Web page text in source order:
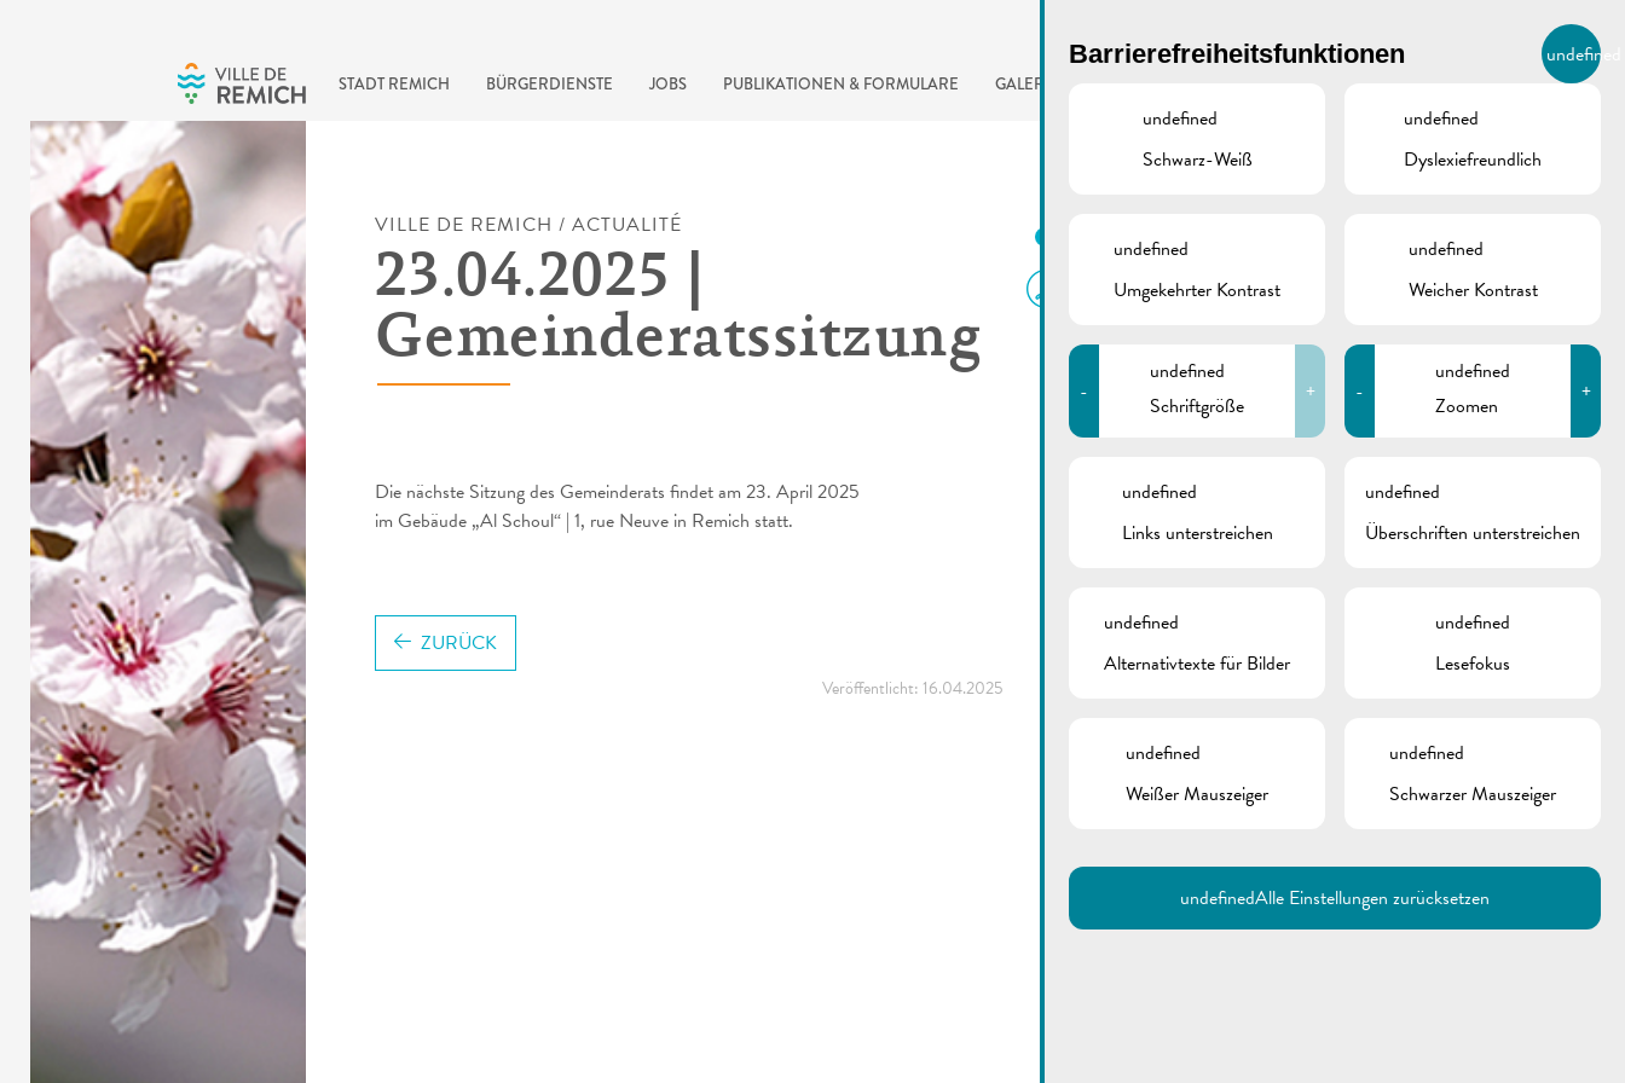
STADT REMICH BÜRGERDIENSTE JOBS PUBLIKATIONEN & FORMULARE GALERIE DE
BIERGER.REMICH.LU
Utilisez la recherche pour
Comme par exemple des contacts, des
informations ou de documents.
VILLE DE REMICH / ACTUALITÉ
23.04.2025 |
Gemeinderatssitzung
Veröffentlicht: 16.04.2025
Die nächste Sitzung des Gemeinderats findet am 23. April 2025
im Gebäude „Al Schoul“ | 1, rue Neuve in Remich statt.
ZURÜCK
DOKUMENTE
Gemeinderatssitzung |
Barrierefreiheitsfunktionen undefined
undefined
Schwarz-Weiß
undefined
Dyslexiefreundlich
undefined
Umgekehrter Kontrast
undefined
Weicher Kontrast
-
undefined
Schriftgröße
+ -
undefined
Zoomen
+
undefined
Links unterstreichen
undefined
Überschriften unterstreichen
undefined
Alternativtexte für Bilder
undefined
Lesefokus
undefined
Weißer Mauszeiger
undefined
Schwarzer Mauszeiger
undefinedAlle Einstellungen zurücksetzen